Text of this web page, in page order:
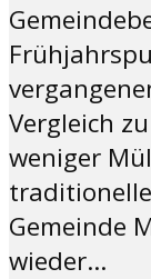
Vergleich
weniger
Gemeinde
wieder...